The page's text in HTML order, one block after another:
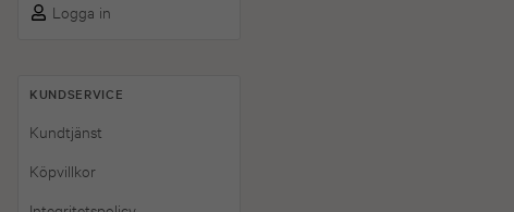
Logga in
KUNDSERVICE
Kundtjänst
Köpvillkor